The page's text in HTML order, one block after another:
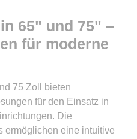
65" und 75" –
für moderne
75 Zoll bieten
für den Einsatz in
Die
ermöglichen eine intuitive